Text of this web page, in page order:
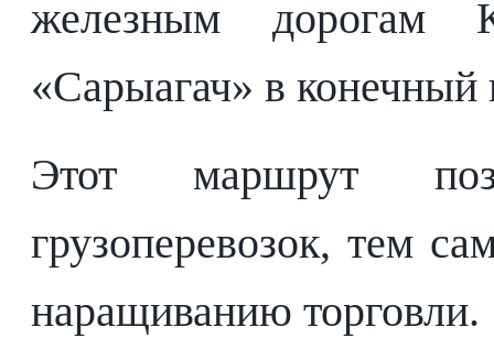
железным дорогам
«Сарыагач» в
Этот маршрут
грузоперевозок, тем
наращиванию торговли.